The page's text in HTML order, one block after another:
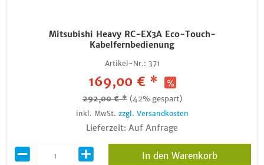
Mitsubishi Heavy RC-EX3A Eco-Touch-
Kabelfernbedienung
Artikel-Nr.: 371
169,00 € *
292,00 € * (42% gespart)
inkl. MwSt. zzgl. Versandkosten
Lieferzeit: Auf Anfrage
In den Warenkorb